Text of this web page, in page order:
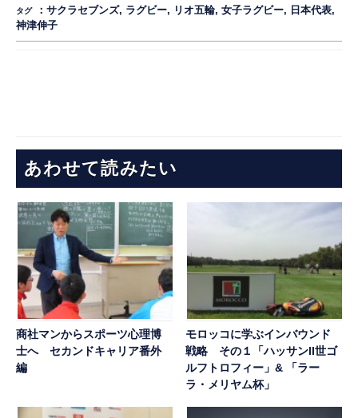
タグ ：サクラセブンズ, ラグビー, リオ五輪,女子ラグビー, 日本代表,
神津伸子
あわせて読みたい
商社マンからスポーツ心理博
士へ セカンドキャリア番外
編
モロッコに学ぶインバウンド
戦略 その１「ハッサンII世ゴ
ルフトロフィー」& 「ラー
ラ・メリヤム杯」